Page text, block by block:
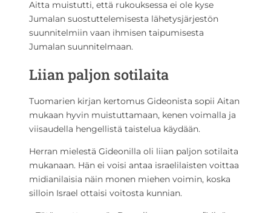
Aitta muistutti, että rukouksessa ei ole kyse
Jumalan suostuttelemisesta lähetysjärjestön
suunnitelmiin vaan ihmisen taipumisesta
Jumalan suunnitelmaan.
Liian paljon sotilaita
Tuomarien kirjan kertomus Gideonista sopii Aitan
mukaan hyvin muistuttamaan, kenen voimalla ja
viisaudella hengellistä taistelua käydään.
Herran mielestä Gideonilla oli liian paljon sotilaita
mukanaan. Hän ei voisi antaa israelilaisten voittaa
midianilaisia näin monen miehen voimin, koska
silloin Israel ottaisi voitosta kunnian.